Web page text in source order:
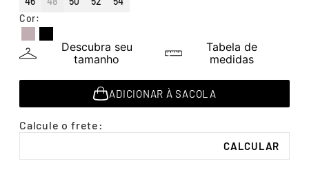
Cor:
Descubra seu
tamanho
Tabela de
medidas
ADICIONAR À SACOLA
º
sutiã
10º meia masculina